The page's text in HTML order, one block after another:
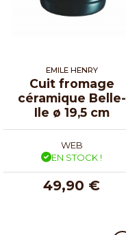
EMILE HENRY
Cuit fromage
céramique Belle-
Ile ø 19,5 cm
WEB
EN STOCK !
49,90 €